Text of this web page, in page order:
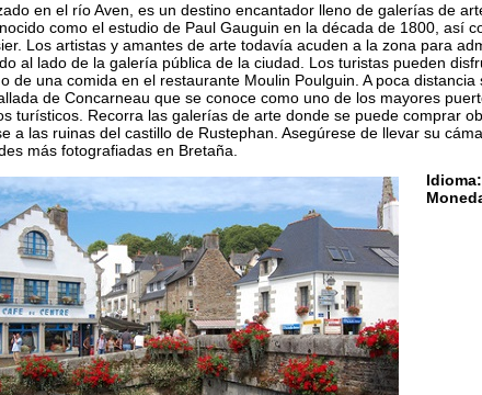
en el río Aven, es un destino encantador lleno de galerías de
como el estudio de Paul Gauguin en la década de 1800, así
Los artistas y amantes de arte todavía acuden a la zona para
al lado de la galería pública de la ciudad. Los turistas pueden
de una comida en el restaurante Moulin Poulguin. A poca
de Concarneau que se conoce como uno de los mayores
turísticos. Recorra las galerías de arte donde se puede comprar
a las ruinas del castillo de Rustephan. Asegúrese de llevar su
más fotografiadas en Bretaña.
Idioma: